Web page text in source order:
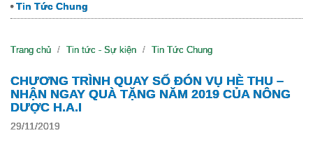
Tin Tức Chung
Trang chủ Tin tức - Sự kiện Tin Tức Chung
CHƯƠNG TRÌNH QUAY SỐ ĐÓN VỤ HÈ THU –
NHẬN NGAY QUÀ TẶNG NĂM 2019 CỦA NÔNG
DƯỢC H.A.I
29/11/2019